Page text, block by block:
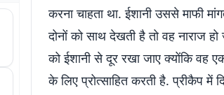
करना चाहता था. ईशानी उससे माफी
दोनों को साथ देखती है तो वह नाराज
को ईशानी से दूर रखा जाए क्योंकि वह
के लिए प्रोत्साहित करती है. प्रीकैप